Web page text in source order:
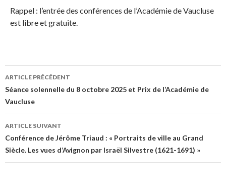
Rappel : l’entrée des conférences de l’Académie de Vaucluse
est libre et gratuite.
Navigation
des
articles
ARTICLE PRÉCÉDENT
Séance solennelle du 8 octobre 2025 et Prix de l’Académie de
Vaucluse
ARTICLE SUIVANT
Conférence de Jérôme Triaud : « Portraits de ville au Grand
Siècle. Les vues d’Avignon par Israël Silvestre (1621-1691) »